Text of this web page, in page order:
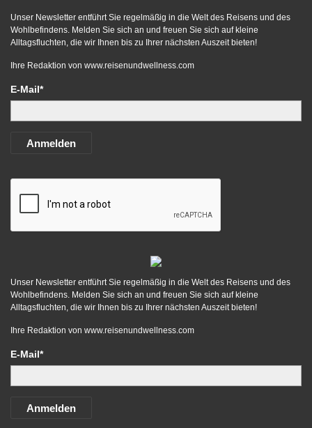
Unser Newsletter entführt Sie regelmäßig in die Welt des Reisens und des
Wohlbefindens. Melden Sie sich an und freuen Sie sich auf kleine
Alltagsfluchten, die wir Ihnen bis zu Ihrer nächsten Auszeit bieten!
Ihre Redaktion von www.reisenundwellness.com
E-Mail*
Anmelden
Unser Newsletter entführt Sie regelmäßig in die Welt des Reisens und des
Wohlbefindens. Melden Sie sich an und freuen Sie sich auf kleine
Alltagsfluchten, die wir Ihnen bis zu Ihrer nächsten Auszeit bieten!
Ihre Redaktion von www.reisenundwellness.com
E-Mail*
Anmelden